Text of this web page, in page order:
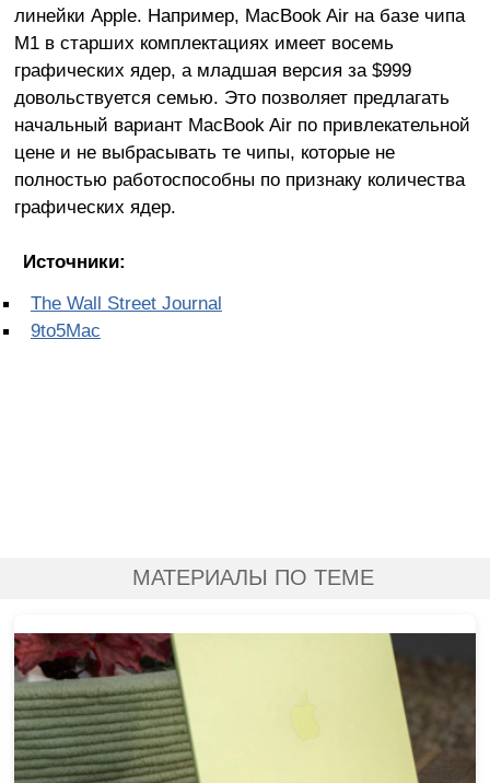
линейки Apple. Например, MacBook Air на базе чипа
M1 в старших комплектациях имеет восемь
графических ядер, а младшая версия за $999
довольствуется семью. Это позволяет предлагать
начальный вариант MacBook Air по привлекательной
цене и не выбрасывать те чипы, которые не
полностью работоспособны по признаку количества
графических ядер.
Источники:
The Wall Street Journal
9to5Mac
МАТЕРИАЛЫ ПО ТЕМЕ